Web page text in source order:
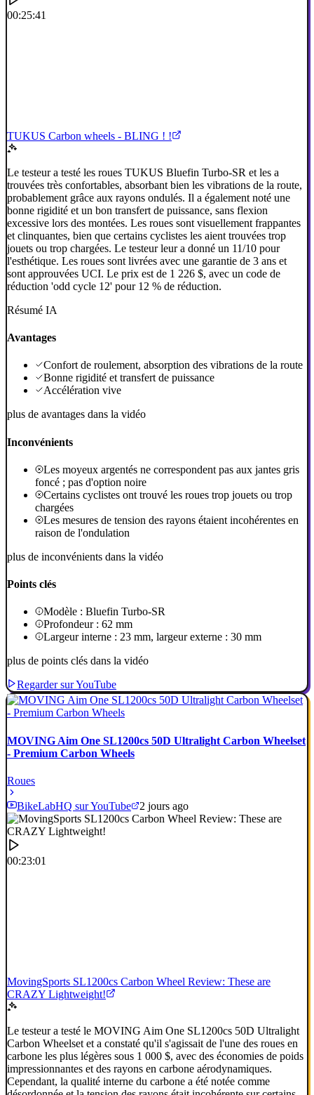
00:25:41
TUKUS Carbon wheels - BLING ! !
Le testeur a testé les roues TUKUS Bluefin Turbo-SR et les a
trouvées très confortables, absorbant bien les vibrations de la route,
probablement grâce aux rayons ondulés. Il a également noté une
bonne rigidité et un bon transfert de puissance, sans flexion
excessive lors des montées. Les roues sont visuellement frappantes
et clinquantes, bien que certains cyclistes les aient trouvées trop
jouets ou trop chargées. Le testeur leur a donné un 11/10 pour
l'esthétique. Les roues sont livrées avec une garantie de 3 ans et
sont approuvées UCI. Le prix est de 1 226 $, avec un code de
réduction 'odd cycle 12' pour 12 % de réduction.
Résumé IA
Avantages
Confort de roulement, absorption des vibrations de la route
Bonne rigidité et transfert de puissance
Accélération vive
plus de avantages dans la vidéo
Inconvénients
Les moyeux argentés ne correspondent pas aux jantes gris
foncé ; pas d'option noire
Certains cyclistes ont trouvé les roues trop jouets ou trop
chargées
Les mesures de tension des rayons étaient incohérentes en
raison de l'ondulation
plus de inconvénients dans la vidéo
Points clés
Modèle : Bluefin Turbo-SR
Profondeur : 62 mm
Largeur interne : 23 mm, largeur externe : 30 mm
plus de points clés dans la vidéo
Regarder sur YouTube
MOVING Aim One SL1200cs 50D Ultralight Carbon Wheelset
- Premium Carbon Wheels
Roues
BikeLabHQ sur YouTube 2 jours ago
00:23:01
MovingSports SL1200cs Carbon Wheel Review: These are
CRAZY Lightweight!
Le testeur a testé le MOVING Aim One SL1200cs 50D Ultralight
Carbon Wheelset et a constaté qu'il s'agissait de l'une des roues en
carbone les plus légères sous 1 000 $, avec des économies de poids
impressionnantes et des rayons en carbone aérodynamiques.
Cependant, la qualité interne du carbone a été notée comme